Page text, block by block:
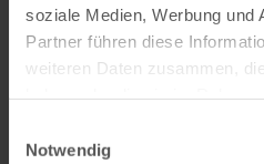
soziale Medien, Werbung und
Partner führen diese
weiteren Daten zusammen,
Notwendig